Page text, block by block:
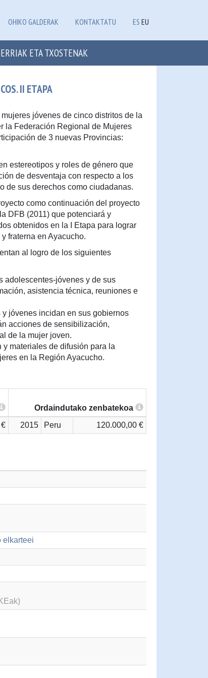
OHIKO GALDERAK KONTAKTATU ES EU
ETA TXOSTENAK
II ETAPA
jóvenes de cinco distritos de la
la Federación Regional de Mujeres
de 3 nuevas Provincias:
estereotipos y roles de género que
de desventaja con respecto a los
de sus derechos como ciudadanas.
como continuación del proyecto
DFB (2011) que potenciará y
obtenidos en la I Etapa para lograr
fraterna en Ayacucho.
al logro de los siguientes
adolescentes-jóvenes y de sus
asistencia técnica, reuniones e
jóvenes incidan en sus gobiernos
acciones de sensibilización,
de la mujer joven.
materiales de difusión para la
en la Región Ayacucho.
Ordaindutako zenbatekoa
2015 Peru 120.000,00 €
elkarteei